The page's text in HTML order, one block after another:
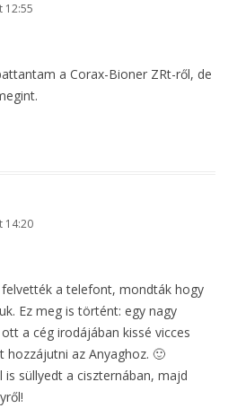
12:55
a Corax-Bioner ZRt-ről, de
14:20
a telefont, mondták hogy
Ez meg is történt: egy nagy
a cég irodájában kissé vicces
az Anyaghoz. 🙂
süllyedt a ciszternában, majd